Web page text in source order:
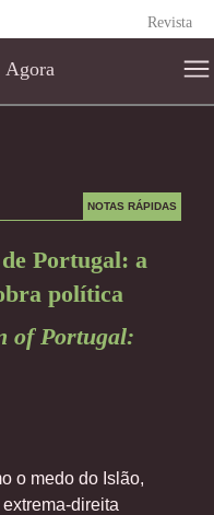
Agora
NOTAS RÁPIDAS
Portugal: a
política
of Portugal:
o medo do Islão,
direita
Revista